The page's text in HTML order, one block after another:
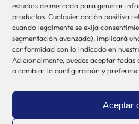
estudios de mercado para generar
productos. Cualquier acción positiva
cuando legalmente se exija
segmentación avanzada), implicará
conformidad con lo indicado en
Adicionalmente, puedes aceptar todas
o cambiar la configuración y
Aceptar
Otros Enlaces
Osakidetza